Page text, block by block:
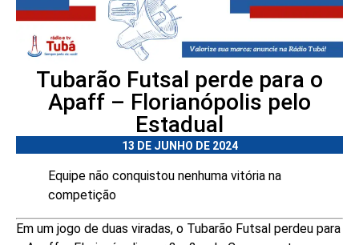
Tubarão Futsal perde para o
Apaff – Florianópolis pelo
Estadual
13 DE JUNHO DE 2024
Equipe não conquistou nenhuma vitória na
competição
Em um jogo de duas viradas, o Tubarão Futsal perdeu para